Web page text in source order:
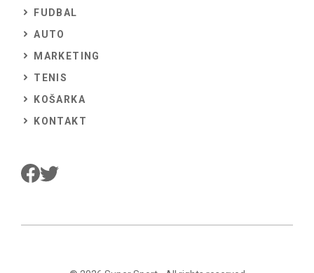
FUDBAL
AUTO
MARKETING
TENIS
KOŠARKA
KONTAKT